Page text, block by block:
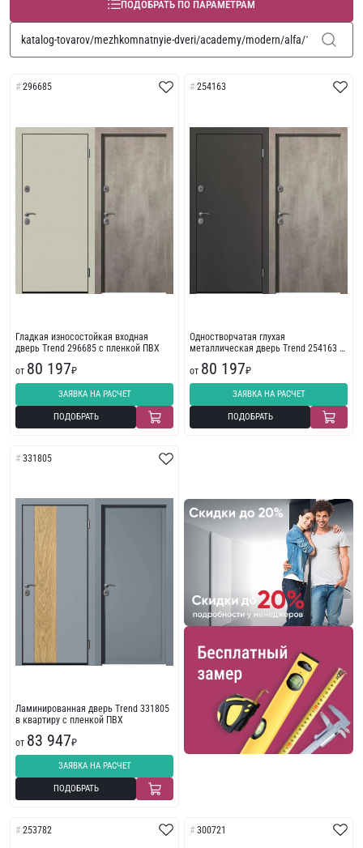
ПОДОБРАТЬ ПО ПАРАМЕТРАМ
296685
Гладкая износостойкая входная
дверь Trend 296685 с пленкой ПВХ
от 80 197₽
ЗАЯВКА НА РАСЧЕТ
ПОДОБРАТЬ
254163
Одностворчатая глухая
металлическая дверь Trend 254163 с
от 80 197₽
ЗАЯВКА НА РАСЧЕТ
ПОДОБРАТЬ
331805
Ламинированная дверь Trend 331805
в квартиру с пленкой ПВХ
от 83 947₽
ЗАЯВКА НА РАСЧЕТ
ПОДОБРАТЬ
253782 300721